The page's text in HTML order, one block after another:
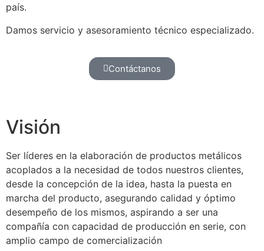
país.
Damos servicio y asesoramiento técnico especializado.
Contáctanos
Visión
Ser líderes en la elaboración de productos metálicos
acoplados a la necesidad de todos nuestros clientes,
desde la concepción de la idea, hasta la puesta en
marcha del producto, asegurando calidad y óptimo
desempeño de los mismos, aspirando a ser una
compañía con capacidad de producción en serie, con
amplio campo de comercialización